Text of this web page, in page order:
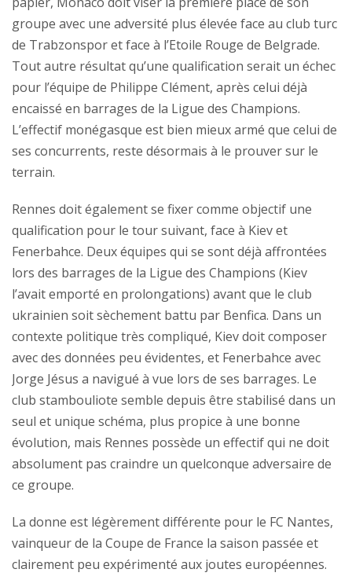
groupe avec une adversité plus élevée face au club turc
de Trabzonspor et face à l’Etoile Rouge de Belgrade.
Tout autre résultat qu’une qualification serait un échec
pour l’équipe de Philippe Clément, après celui déjà
encaissé en barrages de la Ligue des Champions.
L’effectif monégasque est bien mieux armé que celui de
ses concurrents, reste désormais à le prouver sur le
terrain.
Rennes doit également se fixer comme objectif une
qualification pour le tour suivant, face à Kiev et
Fenerbahce. Deux équipes qui se sont déjà affrontées
lors des barrages de la Ligue des Champions (Kiev
l’avait emporté en prolongations) avant que le club
ukrainien soit sèchement battu par Benfica. Dans un
contexte politique très compliqué, Kiev doit composer
avec des données peu évidentes, et Fenerbahce avec
Jorge Jésus a navigué à vue lors de ses barrages. Le
club stambouliote semble depuis être stabilisé dans un
seul et unique schéma, plus propice à une bonne
évolution, mais Rennes possède un effectif qui ne doit
absolument pas craindre un quelconque adversaire de
ce groupe.
La donne est légèrement différente pour le FC Nantes,
vainqueur de la Coupe de France la saison passée et
clairement peu expérimenté aux joutes européennes.